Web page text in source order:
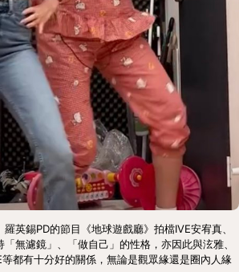
英錫PD的節目《地球遊戲廳》拍檔IVE安宥真、
無濾鏡」、「做自己」的性格，亦因此與泫雅、
都有十分好的關係，無論是觀眾緣還是圈內人緣